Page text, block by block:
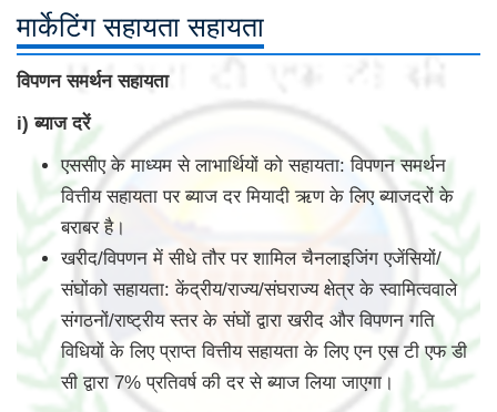
मार्केटिंग सहायता सहायता
विपणन समर्थन सहायता
i) ब्याज दरें
एससीए के माध्यम से लाभार्थियों को सहायता: विपणन समर्थन
वित्तीय सहायता पर ब्याज दर मियादी ऋण के लिए ब्याजदरों के
बराबर है।
खरीद/विपणन में सीधे तौर पर शामिल चैनलाइजिंग एजेंसियों/
संघोंको सहायता: केंद्रीय/राज्य/संघराज्य क्षेत्र के स्वामित्ववाले
संगठनों/राष्ट्रीय स्तर के संघों द्वारा खरीद और विपणन गति
विधियों के लिए प्राप्त वित्तीय सहायता के लिए एन एस टी एफ डी
सी द्वारा 7% प्रतिवर्ष की दर से ब्याज लिया जाएगा।